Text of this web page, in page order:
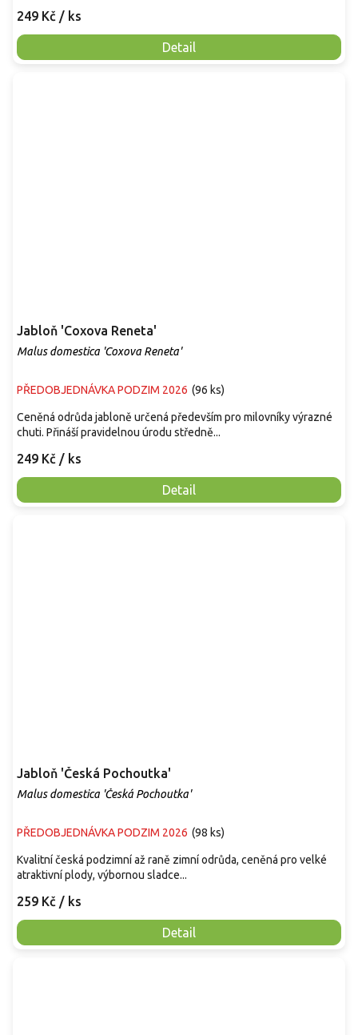
249 Kč / ks
Detail
Jabloň 'Coxova Reneta'
Malus domestica 'Coxova Reneta'
PŘEDOBJEDNÁVKA PODZIM 2026 (96 ks)
249 Kč / ks
Detail
Ceněná odrůda jabloně určená především pro milovníky výrazné
chuti. Přináší pravidelnou úrodu středně...
Jabloň 'Česká Pochoutka'
Malus domestica 'Česká Pochoutka'
PŘEDOBJEDNÁVKA PODZIM 2026 (98 ks)
259 Kč / ks
Detail
Kvalitní česká podzimní až raně zimní odrůda, ceněná pro velké
atraktivní plody, výbornou sladce...